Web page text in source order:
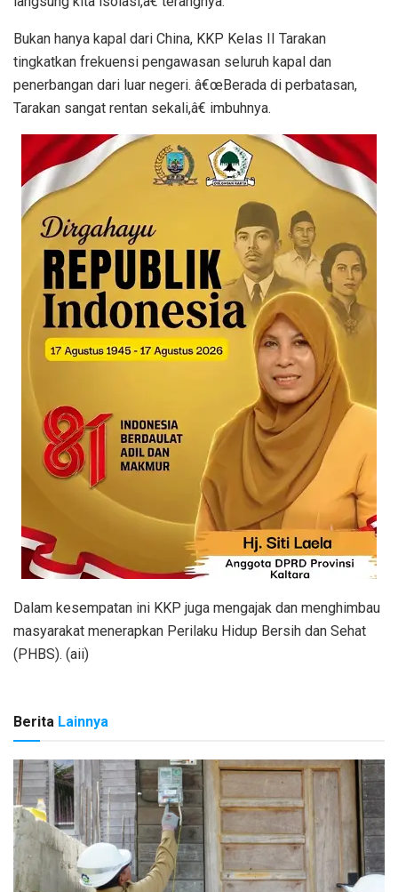
Bukan hanya kapal dari China, KKP Kelas II Tarakan
tingkatkan frekuensi pengawasan seluruh kapal dan
penerbangan dari luar negeri. â€œBerada di perbatasan,
Tarakan sangat rentan sekali,â€ imbuhnya.
Dalam kesempatan ini KKP juga mengajak dan menghimbau
masyarakat menerapkan Perilaku Hidup Bersih dan Sehat
(PHBS). (aii)
Berita Lainnya